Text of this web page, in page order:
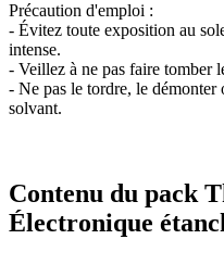
Précaution d'emploi :
- Évitez toute exposition au
intense.
- Veillez à ne pas faire tomber
- Ne pas le tordre, le démonter
solvant.
Contenu du pack
Électronique